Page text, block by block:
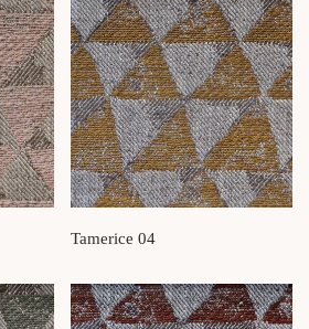
Tamerice 04